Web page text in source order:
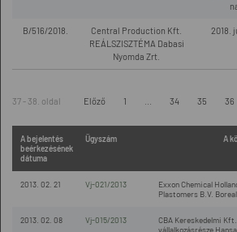
B/516/2018.
Central Production Kft.
REÁLSZISZTÉMA Dabasi
Nyomda Zrt.
2018.
37 - 38. oldal Előző 1 34 35 36
A bejelentés
beérkezésének
dátuma
Ügyszám A
2013. 02. 21 Vj-021/2013
Exxon Chemical
Plastomers B.V.
2013. 02. 08 Vj-015/2013
CBA Kereskedelmi
vállalkozásrésze